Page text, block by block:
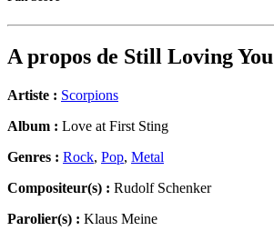
A propos de Still Loving You
Artiste : Scorpions
Album : Love at First Sting
Genres : Rock, Pop, Metal
Compositeur(s) : Rudolf Schenker
Parolier(s) : Klaus Meine